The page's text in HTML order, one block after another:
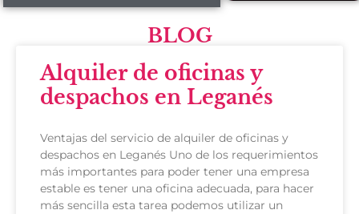
BLOG
Alquiler de oficinas y
despachos en Leganés
Ventajas del servicio de alquiler de oficinas y
despachos en Leganés Uno de los requerimientos
más importantes para poder tener una empresa
estable es tener una oficina adecuada, para hacer
más sencilla esta tarea podemos utilizar un